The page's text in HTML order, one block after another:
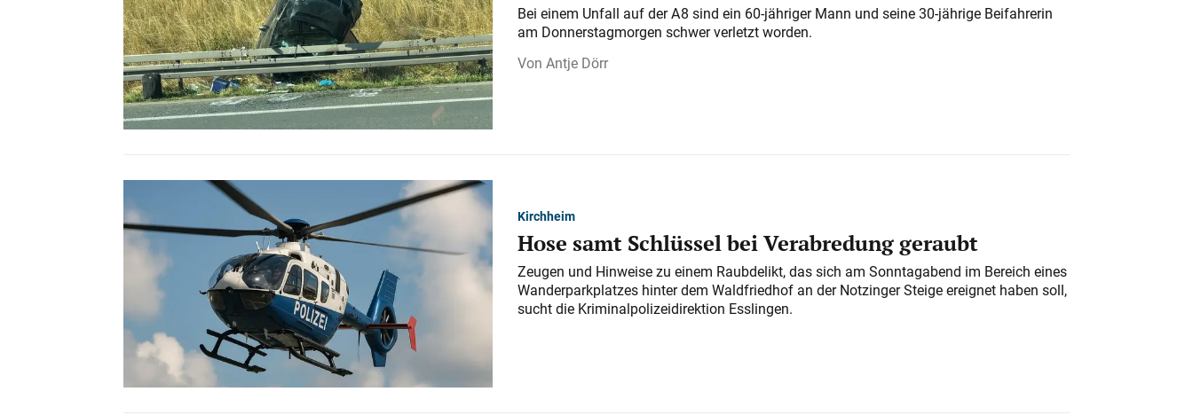
Bei einem Unfall auf der A 8 sind ein 60-jähriger Mann und seine 30-jährige Beifahrerin
am Donnerstagmorgen schwer verletzt worden.
Antje Dörr
Kirchheim
Hose samt Schlüssel bei Verabredung geraubt
Zeugen und Hinweise zu einem Raubdelikt, das sich am Sonntagabend im Bereich eines
Wanderparkplatzes hinter dem Waldfriedhof an der Notzinger Steige ereignet haben soll,
sucht die Kriminalpolizeidirektion Esslingen.